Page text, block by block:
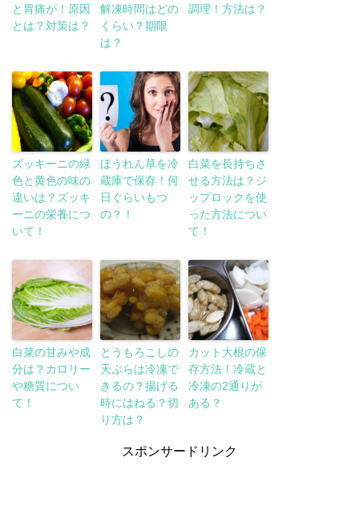
と胃痛が！原因
とは？対策は？
解凍時間はどの
くらい？期限
は？
調理！方法は？
ズッキーニの緑
色と黄色の味の
違いは？ズッキ
ーニの栄養につ
いて！
ほうれん草を冷
蔵庫で保存！何
日ぐらいもつ
の？！
白菜を長持ちさ
せる方法は？ジ
ップロックを使
った方法につい
て！
白菜の甘みや成
分は？カロリー
や糖質につい
て！
とうもろこしの
天ぷらは冷凍で
きるの？揚げる
時にはねる？切
り方は？
カット大根の保
存方法！冷蔵と
冷凍の2通りが
ある？
スポンサードリンク